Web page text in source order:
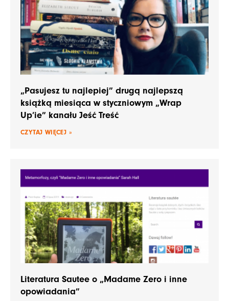
„Pasujesz tu najlepiej” drugą najlepszą
książką miesiąca w styczniowym „Wrap
Up’ie” kanału Jeść Treść
CZYTAJ WIĘCEJ »
Literatura Sautee o „Madame Zero i inne
opowiadania”